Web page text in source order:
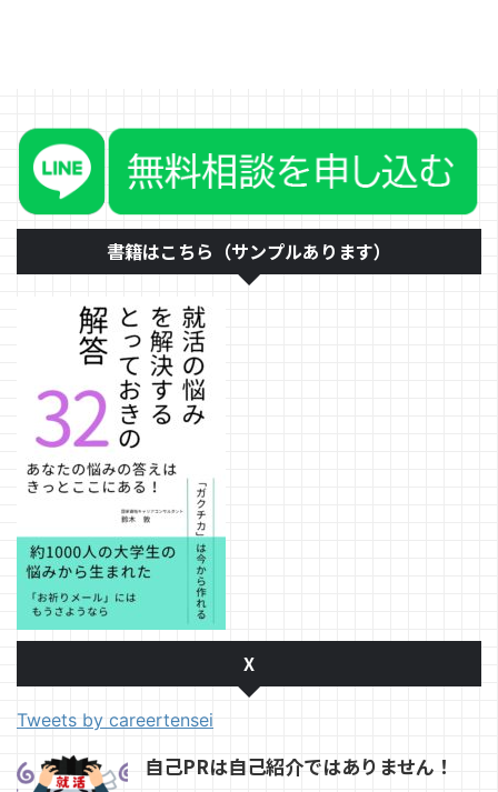
仕事にも慣れ、特に得られること
がない」という場合、これは本当
に辞めた方がいいことです。 数
年〜10年経つと仕事も慣れ、ベ
テ ...
書籍はこちら（サンプルあります）
X
Tweets by careertensei
自己PRは自己紹介ではありません！